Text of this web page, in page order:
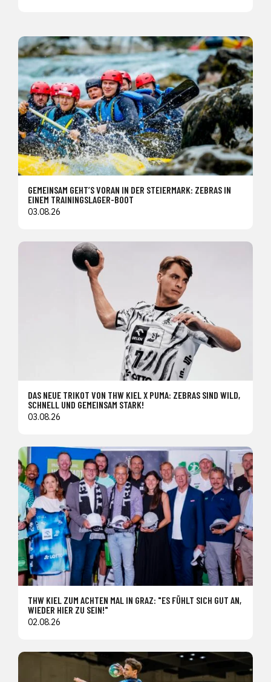
GEMEINSAM GEHT’S VORAN IN DER STEIERMARK: ZEBRAS IN
EINEM TRAININGSLAGER-BOOT
03.08.26
DAS NEUE TRIKOT VON THW KIEL X PUMA: ZEBRAS SIND WILD,
SCHNELL UND GEMEINSAM STARK!
03.08.26
THW KIEL ZUM ACHTEN MAL IN GRAZ: "ES FÜHLT SICH GUT AN,
WIEDER HIER ZU SEIN!"
02.08.26